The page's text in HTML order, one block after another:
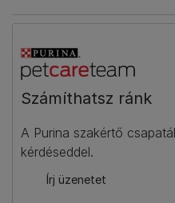
Számíthatsz ránk​
A Purina szakértő
kérdéseddel.
Írj üzenetet